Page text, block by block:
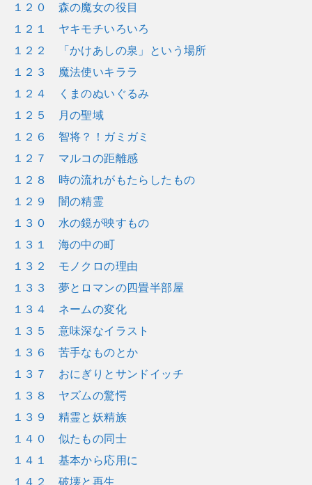
１２０ 森の魔女の役目
１２１ ヤキモチいろいろ
１２２ 「かけあしの泉」という場所
１２３ 魔法使いキララ
１２４ くまのぬいぐるみ
１２５ 月の聖域
１２６ 智将？！ガミガミ
１２７ マルコの距離感
１２８ 時の流れがもたらしたもの
１２９ 闇の精霊
１３０ 水の鏡が映すもの
１３１ 海の中の町
１３２ モノクロの理由
１３３ 夢とロマンの四畳半部屋
１３４ ネームの変化
１３５ 意味深なイラスト
１３６ 苦手なものとか
１３７ おにぎりとサンドイッチ
１３８ ヤズムの驚愕
１３９ 精霊と妖精族
１４０ 似たもの同士
１４１ 基本から応用に
１４２ 破壊と再生